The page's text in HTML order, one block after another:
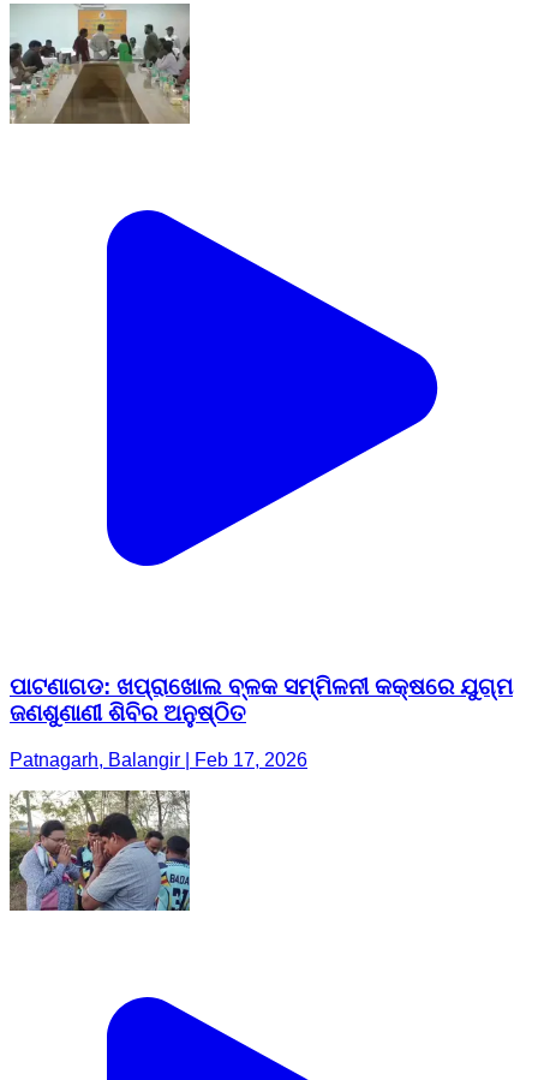
ପାଟଣାଗଡ: ଖପ୍ରାଖୋଲ ବ୍ଳକ ସମ୍ମିଳନୀ କକ୍ଷରେ ଯୁଗ୍ମ
ଜଣଶୁଣାଣୀ ଶିବିର ଅନୁଷ୍ଠିତ
Patnagarh, Balangir | Feb 17, 2026